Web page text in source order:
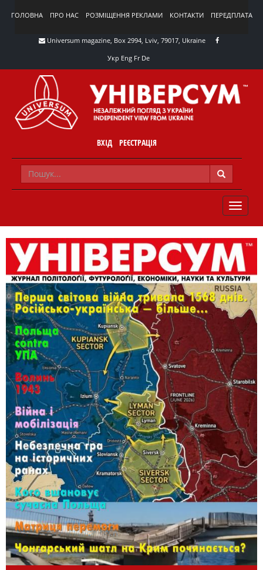
ГОЛОВНА ПРО НАС РОЗМІЩЕННЯ РЕКЛАМИ КОНТАКТИ ПЕРЕДПЛАТА
Universum magazine, Box 2994, Lviv, 79017, Ukraine
Укр Eng Fr De
ВХІД РЕЄСТРАЦІЯ
TOGGLE